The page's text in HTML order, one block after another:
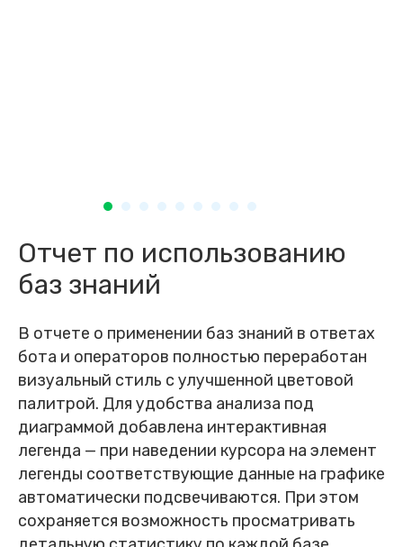
Отчет по использованию
баз знаний
В отчете о применении баз знаний в ответах
бота и операторов полностью переработан
визуальный стиль с улучшенной цветовой
палитрой. Для удобства анализа под
диаграммой добавлена интерактивная
легенда — при наведении курсора на элемент
легенды соответствующие данные на графике
автоматически подсвечиваются. При этом
сохраняется возможность просматривать